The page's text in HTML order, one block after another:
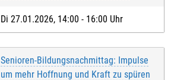
Di 27.01.2026, 14:00 - 16:00 Uhr
Senioren-Bildungsnachmittag: Impulse
um mehr Hoffnung und Kraft zu spüren